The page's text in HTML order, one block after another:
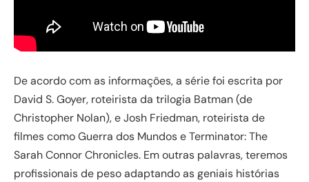
De acordo com as informações, a série foi escrita por
David S. Goyer, roteirista da trilogia Batman (de
Christopher Nolan), e Josh Friedman, roteirista de
filmes como Guerra dos Mundos e Terminator: The
Sarah Connor Chronicles. Em outras palavras, teremos
profissionais de peso adaptando as geniais histórias